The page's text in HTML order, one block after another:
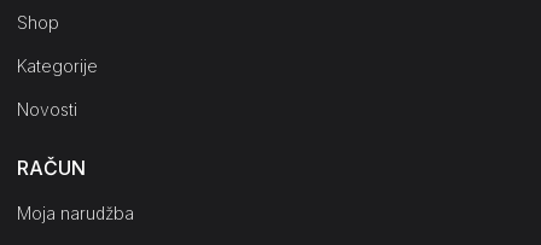
Shop
Kategorije
Novosti
RAČUN
Moja narudžba